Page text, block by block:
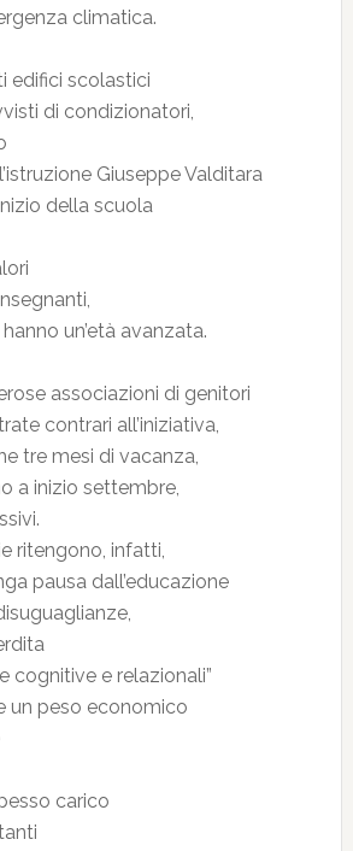
climatica.
edifici scolastici
di condizionatori,
Giuseppe Valditara
della scuola
un’età avanzata.
associazioni di genitori
contrari all’iniziativa,
tre mesi di vacanza,
a inizio settembre,
ritengono, infatti,
pausa dall’educazione
cognitive e relazionali”
un peso economico
carico